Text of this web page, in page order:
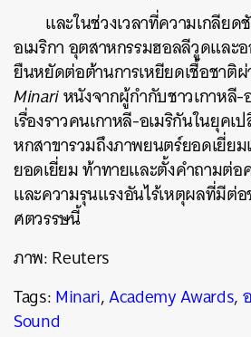
และในช่วงเวลาที่ความเกลีย
อเมริกา อุตสาหกรรมฮอลลีวูดแล
ยืนหยัดต่อต้านการเหยียดเชื้อชาติ
Minariหนังจากผู้กำกับชาวเกาหลี-
เรื่องราวคนเกาหลี-อเมริกันในยุคเ
หกสาขารวมถึงภาพยนตร์ยอดเยี่ย
ยอดเยี่ยม ท้าทายและตั้งคำถามต่อ
และความรุนแรงอันไร้เหตุผลที่มีต่อ
ศตวรรษนี้
ภาพ: Reuters
Tags:Minari,Academy Awards,
Sound